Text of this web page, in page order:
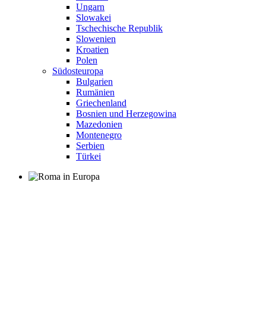
Ungarn
Slowakei
Tschechische Republik
Slowenien
Kroatien
Polen
Südosteuropa
Bulgarien
Rumänien
Griechenland
Bosnien und Herzegowina
Mazedonien
Montenegro
Serbien
Türkei